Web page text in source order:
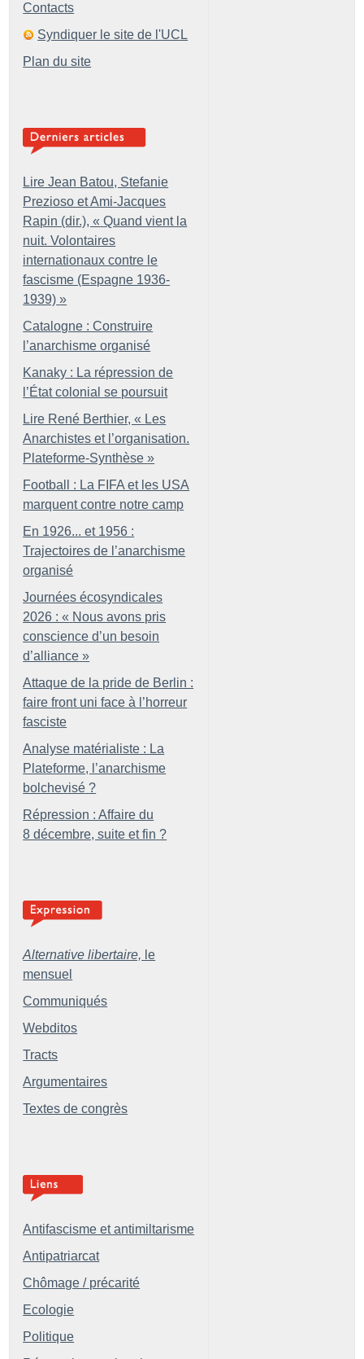
Contacts
Syndiquer le site de l'UCL
Plan du site
Lire Jean Batou, Stefanie
Prezioso et Ami-Jacques
Rapin (dir.), « Quand vient la
nuit. Volontaires
internationaux contre le
fascisme (Espagne 1936-
1939) »
Catalogne : Construire
l’anarchisme organisé
Kanaky : La répression de
l’État colonial se poursuit
Lire René Berthier, « Les
Anarchistes et l’organisation.
Plateforme-Synthèse »
Football : La FIFA et les USA
marquent contre notre camp
En 1926... et 1956 :
Trajectoires de l’anarchisme
organisé
Journées écosyndicales
2026 : « Nous avons pris
conscience d’un besoin
d’alliance »
Attaque de la pride de Berlin :
faire front uni face à l’horreur
fasciste
Analyse matérialiste : La
Plateforme, l’anarchisme
bolchevisé ?
Répression : Affaire du
8 décembre, suite et fin ?
Alternative libertaire, le
mensuel
Communiqués
Webditos
Tracts
Argumentaires
Textes de congrès
Antifascisme et antimiltarisme
Antipatriarcat
Chômage / précarité
Ecologie
Politique